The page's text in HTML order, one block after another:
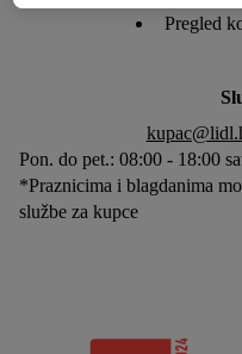
Pregled
Pon. do pet.: 08:00 - 18:00
*Praznicima i blagdanima
službe za kupce
tehnologija. Klikom na
bilo kojem trenutku s
pravilima o